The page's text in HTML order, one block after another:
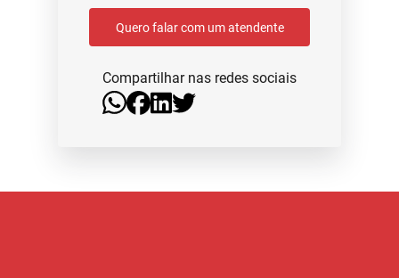
Quero falar com um atendente
Compartilhar nas redes sociais